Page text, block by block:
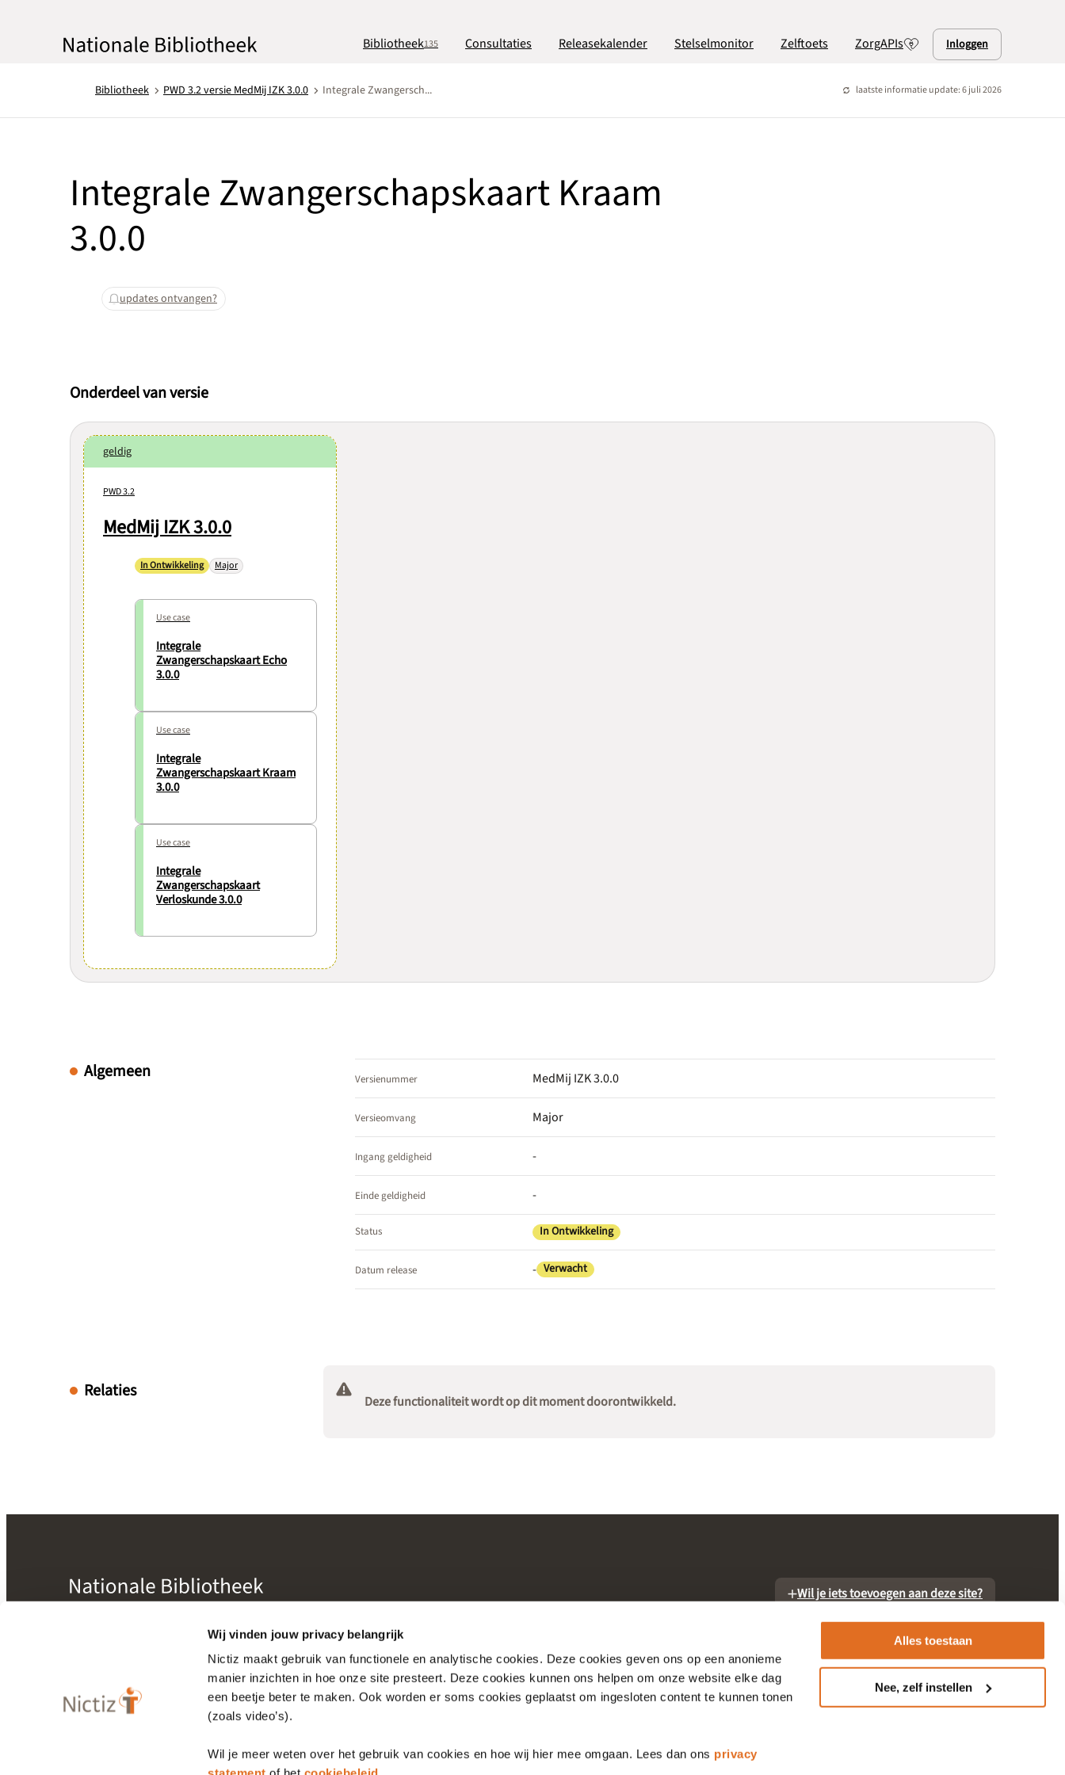
Wij vinden jouw privacy belangrijk
Nictiz maakt gebruik van functionele en analytische cookies. Deze cookies geven ons op een anonieme
manier inzichten in hoe onze site presteert. Deze cookies kunnen ons helpen om onze website elke dag
een beetje beter te maken. Ook worden er soms cookies geplaatst om ingesloten content te kunnen tonen
(zoals video’s).
Wil je meer weten over het gebruik van cookies en hoe wij hier mee omgaan. Lees dan ons privacy
Alles toestaan
Nee, zelf instellen
Bibliotheek135 Consultaties Releasekalender Stelselmonitor Zelftoets ZorgAPIs Inloggen
Bibliotheek PWD 3.2 versie MedMij IZK 3.0.0 Integrale Zwangersch... laatste informatie update: 6 juli 2026
Integrale Zwangerschapskaart Kraam
3.0.0
updates ontvangen?
Onderdeel van versie
geldig
PWD 3.2
MedMij IZK 3.0.0
In Ontwikkeling Major
Use case
Integrale
Zwangerschapskaart Echo
3.0.0
Use case
Integrale
Zwangerschapskaart Kraam
3.0.0
Use case
Integrale
Zwangerschapskaart
Verloskunde 3.0.0
Algemeen Versienummer MedMij IZK 3.0.0
Versieomvang Major
Ingang geldigheid -
Einde geldigheid -
Status In Ontwikkeling
Datum release - Verwacht
Relaties Deze functionaliteit wordt op dit moment doorontwikkeld.
Wil je iets toevoegen aan deze site?
Bibliotheek
Releasekalender
Consultaties
Over Nictiz
Cookiebeleid